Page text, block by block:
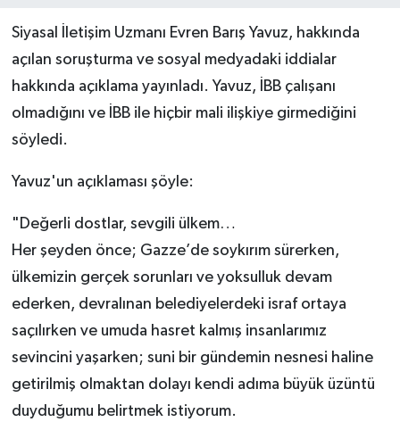
Siyasal İletişim Uzmanı Evren Barış Yavuz, hakkında
açılan soruşturma ve sosyal medyadaki iddialar
hakkında açıklama yayınladı. Yavuz, İBB çalışanı
olmadığını ve İBB ile hiçbir mali ilişkiye girmediğini
söyledi.
Yavuz'un açıklaması şöyle:
"Değerli dostlar, sevgili ülkem…
Her şeyden önce; Gazze’de soykırım sürerken,
ülkemizin gerçek sorunları ve yoksulluk devam
ederken, devralınan belediyelerdeki israf ortaya
saçılırken ve umuda hasret kalmış insanlarımız
sevincini yaşarken; suni bir gündemin nesnesi haline
getirilmiş olmaktan dolayı kendi adıma büyük üzüntü
duyduğumu belirtmek istiyorum.